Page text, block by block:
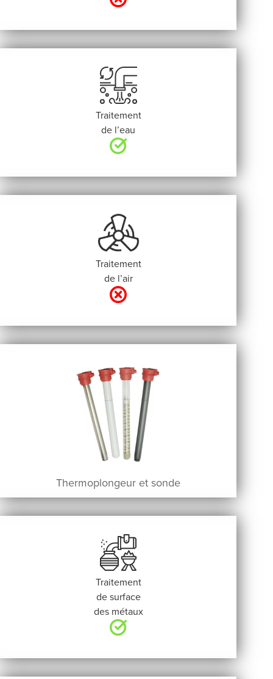
Traitement
de l’eau
Traitement
de l’air
Thermoplongeur et sonde
Traitement
de surface
des métaux